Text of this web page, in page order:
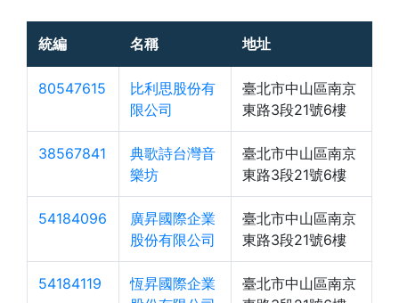
統編 名稱 地址
80547615
比利思股份有
限公司
臺北市中山區南京
東路3段21號6樓
38567841
典歌詩台灣音
樂坊
臺北市中山區南京
東路3段21號6樓
54184096
廣昇國際企業
股份有限公司
臺北市中山區南京
東路3段21號6樓
54184119
恆昇國際企業
臺北市中山區南京